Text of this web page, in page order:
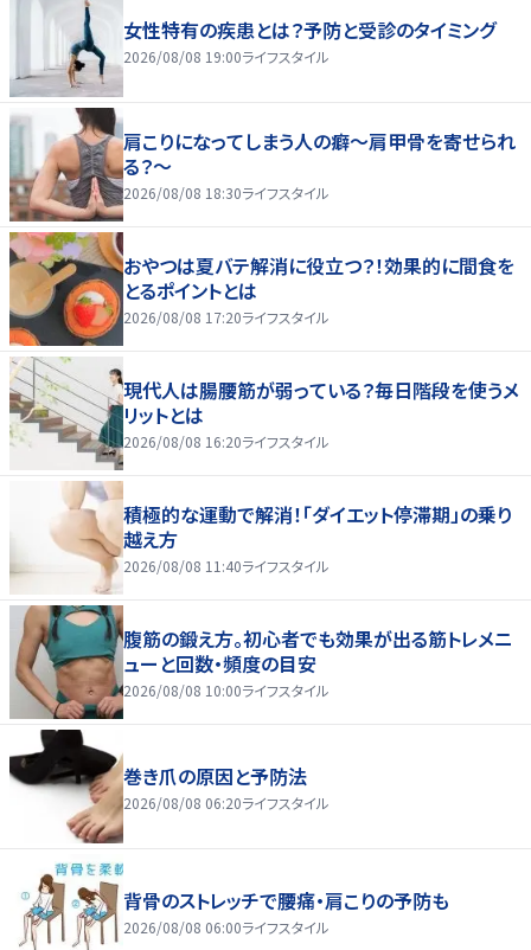
女性特有の疾患とは？予防と受診のタイミング
2026/08/08 19:00ライフスタイル
肩こりになってしまう人の癖～肩甲骨を寄せられ
る？～
2026/08/08 18:30ライフスタイル
おやつは夏バテ解消に役立つ？！効果的に間食を
とるポイントとは
2026/08/08 17:20ライフスタイル
現代人は腸腰筋が弱っている？毎日階段を使うメ
リットとは
2026/08/08 16:20ライフスタイル
積極的な運動で解消！「ダイエット停滞期」の乗り
越え方
2026/08/08 11:40ライフスタイル
腹筋の鍛え方。初心者でも効果が出る筋トレメニ
ューと回数・頻度の目安
2026/08/08 10:00ライフスタイル
巻き爪の原因と予防法
2026/08/08 06:20ライフスタイル
背骨のストレッチで腰痛・肩こりの予防も
2026/08/08 06:00ライフスタイル